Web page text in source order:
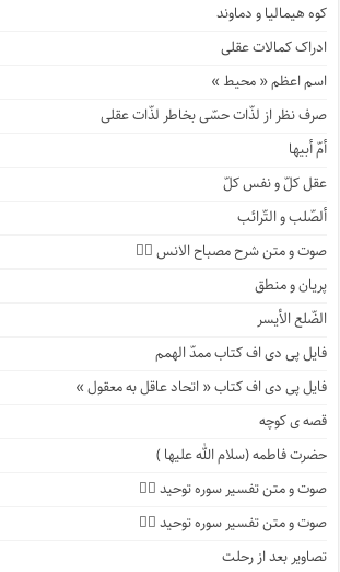
کوه هیمالیا و دماوند
ادراک کمالات عقلی
اسم اعظم « محیط »
صرف نظر از لذّات حسّی بخاطر لذّات عقلی
أمّ أبیها
عقل کلّ و نفس کلّ
ألصّلب و التّرائب
صوت و متن شرح مصباح الانس ۹️⃣
پریان و منطق
الضّلع الأیسر
فایل پی دی اف کتاب ممدّ الهمم
فایل پی دی اف کتاب « اتحاد عاقل به معقول »
قصه ی کوچه
حضرت فاطمه (سلام الله علیها )
صوت و متن تفسیر سوره توحید ۴️⃣
صوت و متن تفسیر سوره توحید ۳️⃣
تصاویر بعد از رحلت